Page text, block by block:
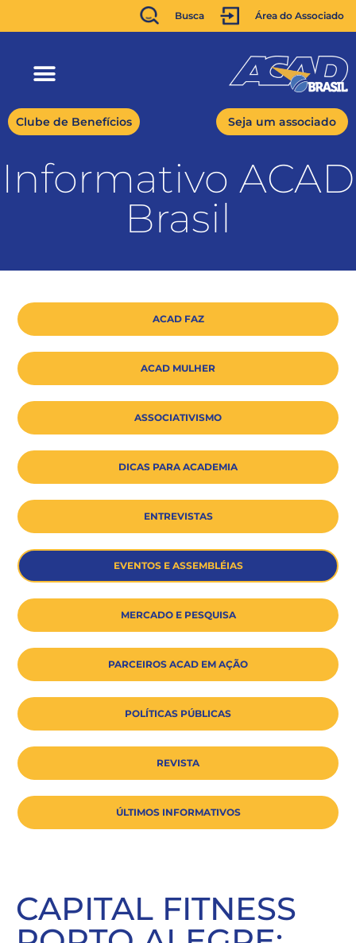
Busca Área do Associado
Clube de Benefícios Seja um associado
Informativo ACAD
Brasil
ACAD FAZ
ACAD MULHER
ASSOCIATIVISMO
DICAS PARA ACADEMIA
ENTREVISTAS
EVENTOS E ASSEMBLÉIAS
MERCADO E PESQUISA
PARCEIROS ACAD EM AÇÃO
POLÍTICAS PÚBLICAS
REVISTA
ÚLTIMOS INFORMATIVOS
CAPITAL FITNESS